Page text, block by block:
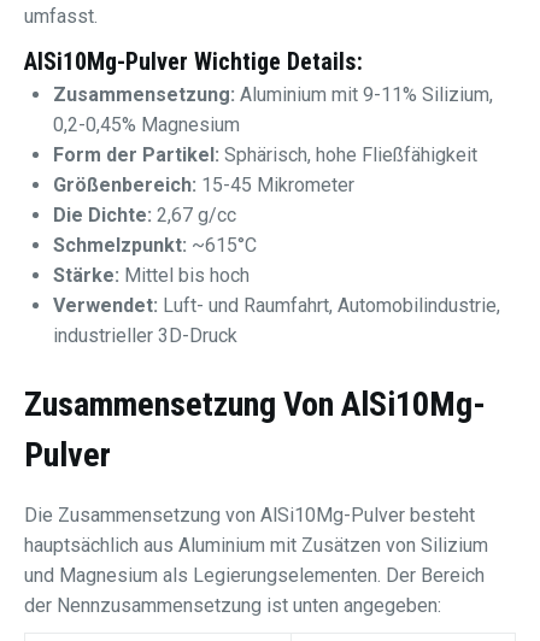
umfasst.
AlSi10Mg-Pulver Wichtige Details:
Zusammensetzung: Aluminium mit 9-11% Silizium,
0,2-0,45% Magnesium
Form der Partikel: Sphärisch, hohe Fließfähigkeit
Größenbereich: 15-45 Mikrometer
Die Dichte: 2,67 g/cc
Schmelzpunkt: ~615°C
Stärke: Mittel bis hoch
Verwendet: Luft- und Raumfahrt, Automobilindustrie,
industrieller 3D-Druck
Zusammensetzung Von AlSi10Mg-
Pulver
Die Zusammensetzung von AlSi10Mg-Pulver besteht
hauptsächlich aus Aluminium mit Zusätzen von Silizium
und Magnesium als Legierungselementen. Der Bereich
der Nennzusammensetzung ist unten angegeben: